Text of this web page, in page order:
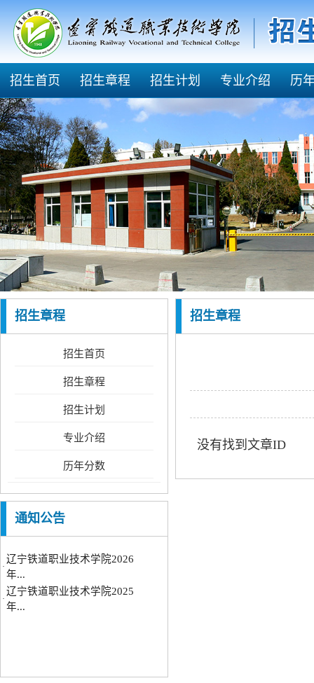
招生首页 招生章程 招生计划 专业介绍 历
招生章程
招生首页
招生章程
招生计划
专业介绍
历年分数
通知公告
年...
辽宁铁道职业技术学院2025
年...
辽宁铁道职业技术学院2026
招生章程
没有找到文章ID